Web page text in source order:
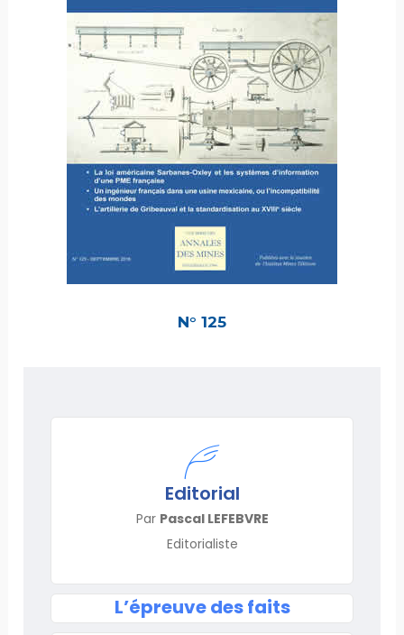
N° 125
Editorial
Par Pascal LEFEBVRE
Editorialiste
L’épreuve des faits